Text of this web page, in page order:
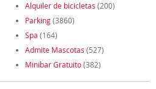
Alquiler de bicicletas (200)
Parking(3860)
Spa (164)
Admite Mascotas (527)
Minibar Gratuito(382)